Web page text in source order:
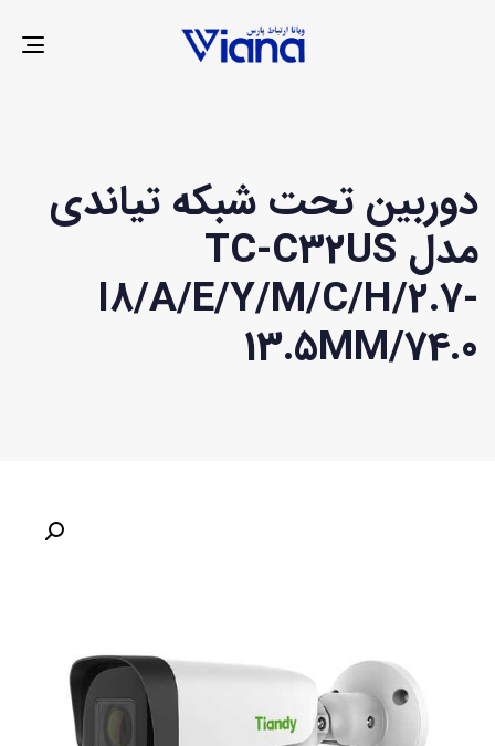
دوربین تحت شبکه تیاندی
مدل TC-C32US
I8/A/E/Y/M/C/H/2.7-
13.5MM/74.0